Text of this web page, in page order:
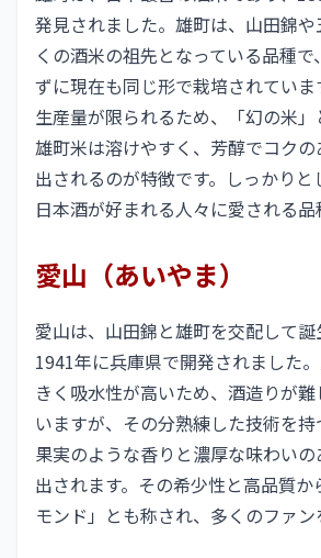
発見されました。雄町は、山田錦
くの酒米の祖先となっている品種
ずに現在も同じ形で栽培されていま
生産量が限られるため、「幻の米」
雄町米は溶けやすく、芳醇でコク
出されるのが特徴です。しっかり
日本酒が好まれる人々に愛される品
愛山（あいやま）
愛山は、山田錦と雄町を交配して誕
1941年に兵庫県で開発されました
きく吸水性が高いため、酒造りが
いますが、その分熟練した技術を持
果実のような香りと濃厚な味わい
出されます。その希少性と高品質
モンド」とも称され、多くのファン